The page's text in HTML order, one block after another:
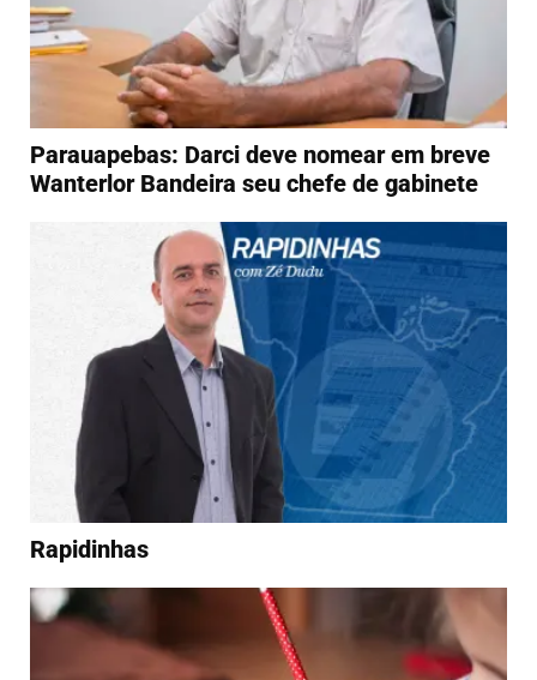
Parauapebas: Darci deve nomear em breve
Wanterlor Bandeira seu chefe de gabinete
Rapidinhas